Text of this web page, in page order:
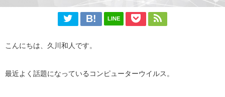
LINE
こんにちは、久川和人です。
最近よく話題になっているコンピューターウイルス。